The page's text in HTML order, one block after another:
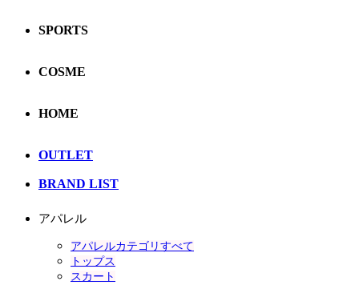
SPORTS
COSME
HOME
OUTLET
BRAND LIST
アパレル
アパレルカテゴリすべて
トップス
スカート